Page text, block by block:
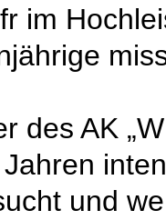
im
des AK
und